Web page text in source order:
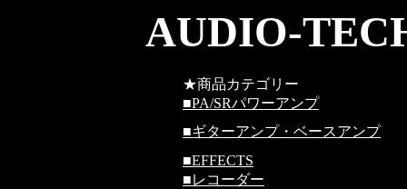
AUDIO-
★商品カテゴリー
■PA/SRパワーアンプ
■ギターアンプ・ベースアンプ
■EFFECTS
■レコーダー